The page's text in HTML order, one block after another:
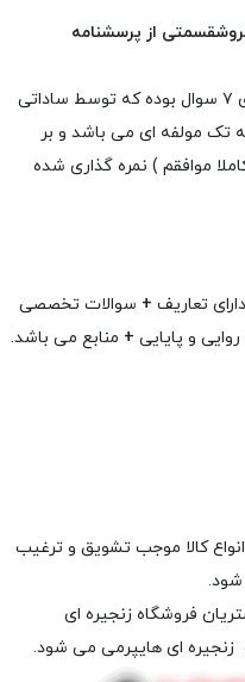
قسمتی از پرسشنامه
پرسشنامه استادارد ترفیعات فروش دارای ۷ سوال بوده که توسط ساداتی
که تک مولفه ای می باشد و بر
موافقم ) نمره گذاری شده
تعاریف + سوالات تخصصی
روایی و پایایی + منابع می باشد.
کالا موجب تشویق و ترغیب
شود.
فروشگاه زنجیره ای
زنجیره ای هایپرمی می شود.